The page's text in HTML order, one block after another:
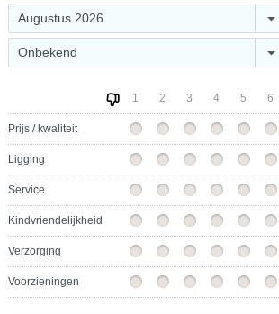
Augustus 2026
Onbekend
1 2 3 4 5 6
Prijs / kwaliteit
Ligging
Service
Kindvriendelijkheid
Verzorging
Voorzieningen